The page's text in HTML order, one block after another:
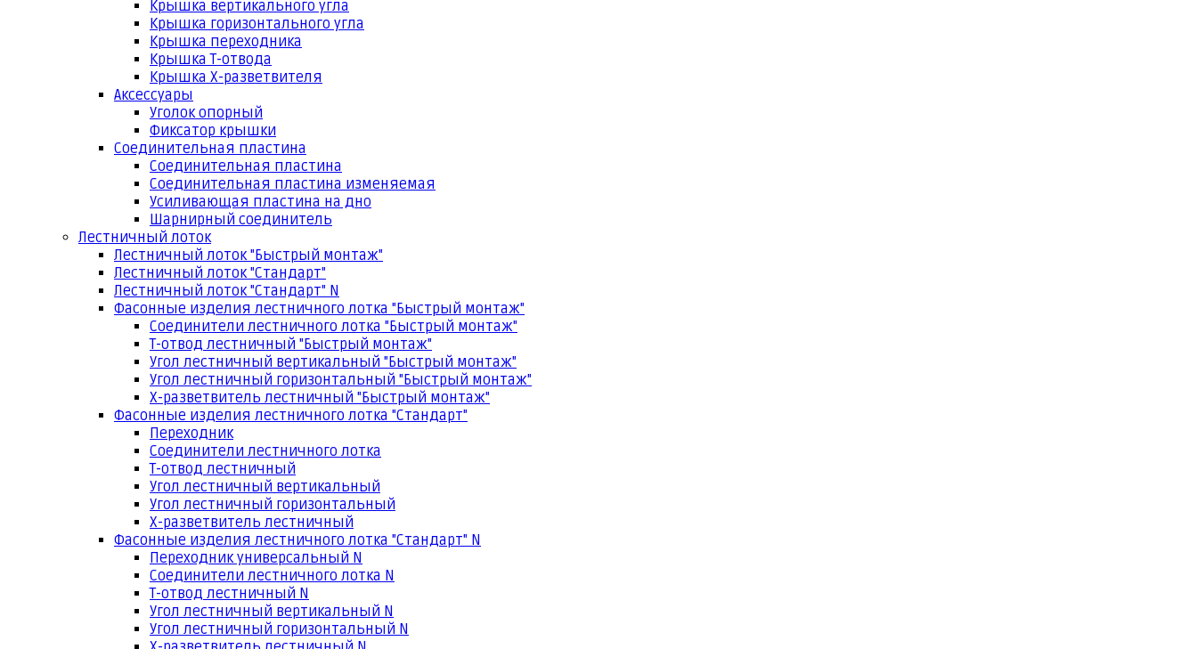
Крышка вертикального угла
Крышка горизонтального угла
Крышка переходника
Крышка Т-отвода
Крышка Х-разветвителя
Аксессуары
Уголок опорный
Фиксатор крышки
Соединительная пластина
Соединительная пластина
Соединительная пластина изменяемая
Усиливающая пластина на дно
Шарнирный соединитель
Лестничный лоток
Лестничный лоток "Быстрый монтаж"
Лестничный лоток "Стандарт"
Лестничный лоток "Стандарт" N
Фасонные изделия лестничного лотка "Быстрый монтаж"
Соединители лестничного лотка "Быстрый монтаж"
Т-отвод лестничный "Быстрый монтаж"
Угол лестничный вертикальный "Быстрый монтаж"
Угол лестничный горизонтальный "Быстрый монтаж"
Х-разветвитель лестничный "Быстрый монтаж"
Фасонные изделия лестничного лотка "Стандарт"
Переходник
Соединители лестничного лотка
Т-отвод лестничный
Угол лестничный вертикальный
Угол лестничный горизонтальный
Х-разветвитель лестничный
Фасонные изделия лестничного лотка "Стандарт" N
Переходник универсальный N
Соединители лестничного лотка N
Т-отвод лестничный N
Угол лестничный вертикальный N
Угол лестничный горизонтальный N